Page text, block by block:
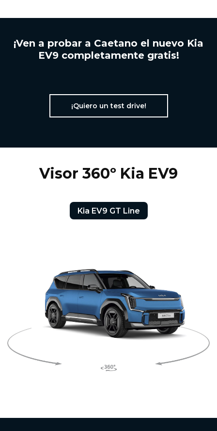
¡Ven a probar a Caetano el nuevo Kia
EV9 completamente gratis!
¡Quiero un test drive!
Visor 360º Kia EV9
Kia EV9 GT Line